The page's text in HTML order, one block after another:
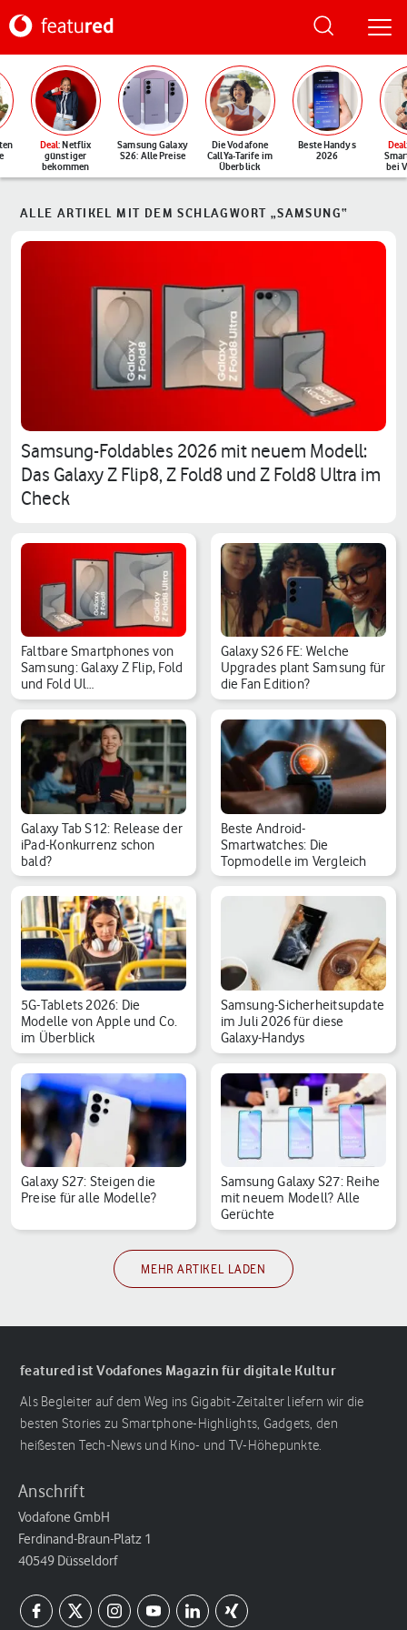
Deal: Netflix
günstiger
bekommen
Samsung Galaxy
S26: Alle Preise
Die Vodafone
CallYa-Tarife im
Überblick
Beste Handys
2026
Deal
bei
ALLE ARTIKEL MIT DEM SCHLAGWORT „SAMSUNG“
Samsung-Foldables 2026 mit neuem Modell:
Das Galaxy Z Flip8, Z Fold8 und Z Fold8 Ultra im
Check
Faltbare Smartphones von
Samsung: Galaxy Z Flip, Fold
und Fold Ul…
Galaxy S26 FE: Welche
Upgrades plant Samsung für
die Fan Edition?
Galaxy Tab S12: Release der
iPad-Konkurrenz schon
bald?
Beste Android-
Smartwatches: Die
Topmodelle im Vergleich
5G-Tablets 2026: Die
Modelle von Apple und Co.
im Überblick
Samsung-Sicherheitsupdate
im Juli 2026 für diese
Galaxy-Handys
Galaxy S27: Steigen die
Preise für alle Modelle?
Samsung Galaxy S27: Reihe
mit neuem Modell? Alle
Gerüchte
MEHR ARTIKEL LADEN
featured ist Vodafones Magazin für digitale Kultur
Als Begleiter auf dem Weg ins Gigabit-Zeitalter liefern wir die
besten Stories zu Smartphone-Highlights, Gadgets, den
heißesten Tech-News und Kino- und TV-Höhepunkte.
Anschrift
Vodafone GmbH
Ferdinand-Braun-Platz 1
40549 Düsseldorf